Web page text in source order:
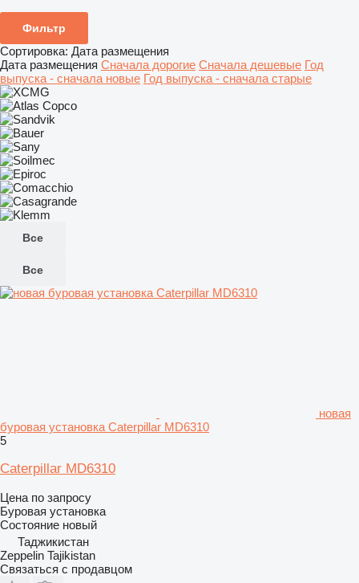
Фильтр
Сортировка: Дата размещения
Дата размещения Сначала дорогие Сначала дешевые Год
выпуска - сначала новые Год выпуска - сначала старые
Все
Все
новая
буровая установка Caterpillar MD6310
5
Caterpillar MD6310
Цена по запросу
Буровая установка
Состояние новый
Таджикистан
Zeppelin Tajikistan
Связаться с продавцом